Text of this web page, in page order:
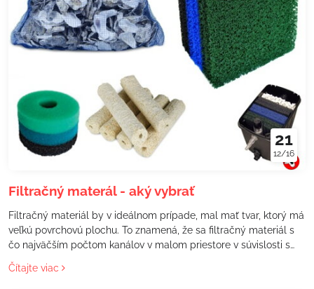
21
12/16
Filtračný materál - aký vybrať
Filtračný materiál by v ideálnom prípade, mal mať tvar, ktorý má
veľkú povrchovú plochu. To znamená, že sa filtračný materiál s
čo najväčším počtom kanálov v malom priestore v súvislosti s
väčšou plochou kolonizácie. Samozrejme treba zabezpečiť,aby
kanály boli stále tak veľké, aby tam mohla pretekať voda.
Čítajte viac